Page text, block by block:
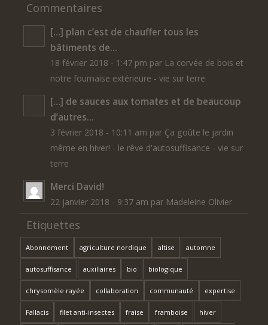
Commentaires
[…] plan c’est de chauffer tous les
bâtiments de...
18 février 2018 - 1:47 pm par La corvée de bois et
notre fournaise extérieure - vie sur terre
[…] de sauces aux tomates et de beaucoup
d’autres...
3 février 2018 - 10:11 am par Ça goûte le jardin
même en hiver! - le rêve d'autosuffisance - vie sur
terre
Merci David!
22 janvier 2018 - 9:37 am par Madeleine Olivier
Etiquettes
Abonnement agriculture nordique altise automne
autosuffisance auxiliaires bio biologique
chrysomèle rayée collaboration communauté expertise
Fallacis filet anti-insectes fraise framboise hiver